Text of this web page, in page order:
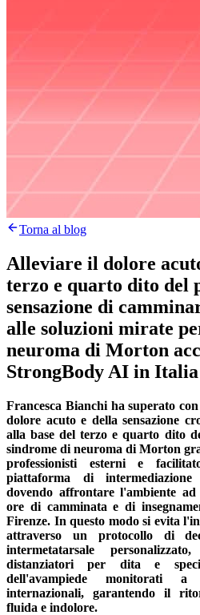
Torna al blog
Alleviare il dolore
terzo e quarto dito del
sensazione di
alle soluzioni mirate
neuroma di Morton
StrongBody AI in Italia
Francesca Bianchi ha superato
dolore acuto e della sensazione
alla base del terzo e quarto dito
sindrome di neuroma di Morton
professionisti esterni e
piattaforma di
dovendo affrontare l'ambiente
ore di camminata e di
Firenze. In questo modo si evita
attraverso un protocollo di
intermetatarsale
distanziatori per dita e
dell'avampiede monitorati
internazionali, garantendo il
fluida e indolore.